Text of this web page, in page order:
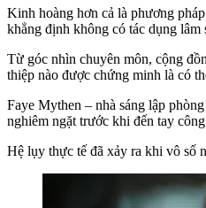
Kinh hoàng hơn cả là phương
khẳng định không có tác dụng
Từ góc nhìn chuyên môn, cộng
thiệp nào được chứng minh là có
Faye Mythen – nhà sáng lập
nghiêm ngặt trước khi đến tay
Hệ lụy thực tế đã xảy ra khi vô số